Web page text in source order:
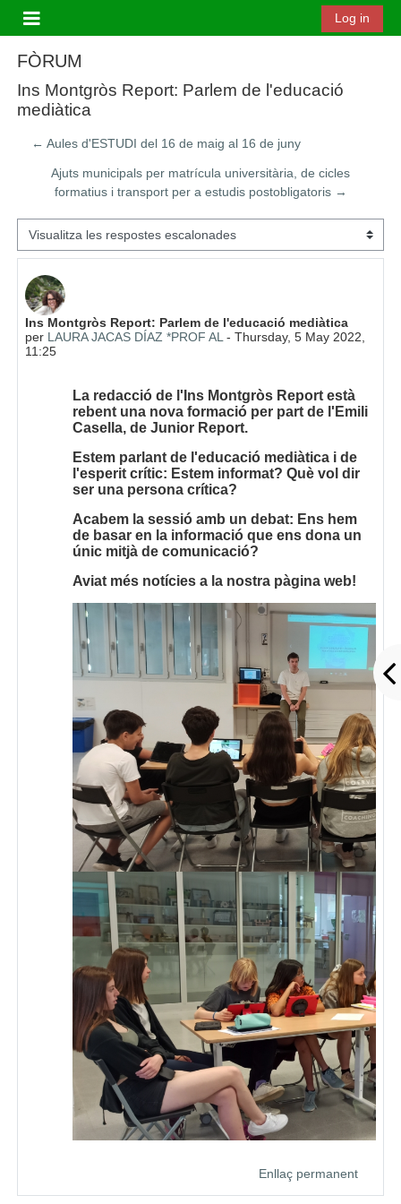
Panell lateral
Log in
FÒRUM
Ins Montgròs Report: Parlem de l'educació
mediàtica
← Aules d'ESTUDI del 16 de maig al 16 de juny
Ajuts municipals per matrícula universitària, de cicles
formatius i transport per a estudis postobligatoris →
Mode de visualització
Ins Montgròs Report: Parlem de l'educació mediàtica
per LAURA JACAS DÍAZ *PROF AL -Thursday, 5 May 2022,
11:25
Nombre de respostes: 0
La redacció de l'Ins Montgròs Report està
rebent una nova formació per part de l'Emili
Casella, de Junior Report.
Estem parlant de l'educació mediàtica i de
l'esperit crític: Estem informat? Què vol dir
ser una persona crítica?
Acabem la sessió amb un debat: Ens hem
de basar en la informació que ens dona un
únic mitjà de comunicació?
Aviat més notícies a la nostra pàgina web!
Enllaç permanent